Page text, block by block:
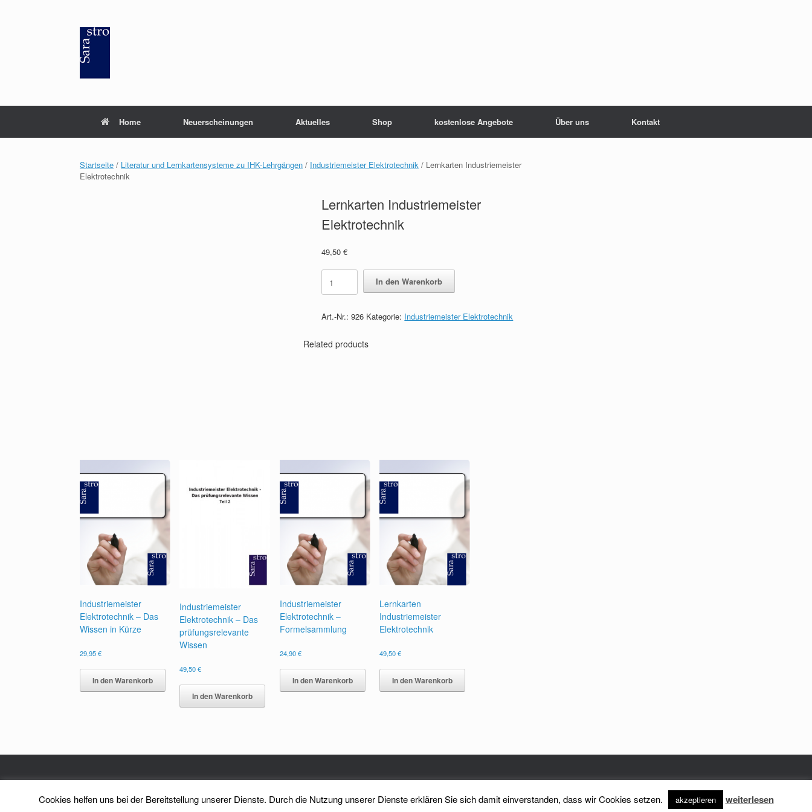
Home Neuerscheinungen Aktuelles Shop kostenlose Angebote Über uns Kontakt
Startseite / Literatur und Lernkartensysteme zu IHK-Lehrgängen / Industriemeister Elektrotechnik / Lernkarten Industriemeister
Elektrotechnik
Lernkarten Industriemeister
Elektrotechnik
49,50€
Lernkarten
Industriemeister
Elektrotechnik
In den Warenkorb
Art.-Nr.:926 Kategorie: Industriemeister Elektrotechnik
Related products
Industriemeister
Elektrotechnik – Das
Wissen in Kürze
29,95€
In den Warenkorb
Industriemeister
Elektrotechnik – Das
prüfungsrelevante
Wissen
49,50€
In den Warenkorb
Industriemeister
Elektrotechnik –
Formelsammlung
24,90€
In den Warenkorb
Lernkarten
Industriemeister
Elektrotechnik
49,50€
In den Warenkorb
Cookies helfen uns bei der Bereitstellung unserer Dienste. Durch die Nutzung unserer Dienste erklären Sie sich damit einverstanden, dass wir Cookies setzen. akzeptieren weiterlesen